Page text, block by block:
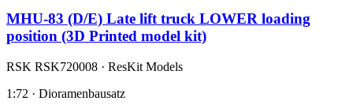
MHU-83 (D/E) Late lift truck LOWER loading
position (3D Printed model kit)
RSK RSK720008 · ResKit Models
1:72 · Dioramenbausatz